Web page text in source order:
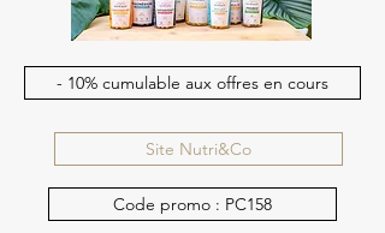
- 10% cumulable aux offres en cours
Site Nutri&Co
Code promo : PC158